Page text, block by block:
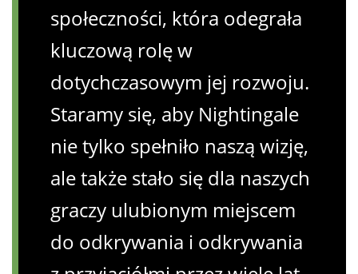
społeczności, która odegrała
kluczową rolę w
dotychczasowym jej rozwoju.
Staramy się, aby Nightingale
nie tylko spełniło naszą wizję,
ale także stało się dla naszych
graczy ulubionym miejscem
do odkrywania i odkrywania